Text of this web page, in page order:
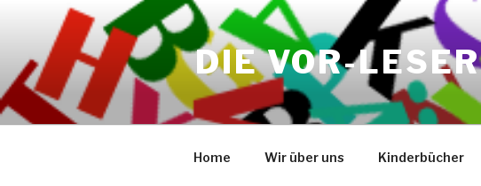
springen
DIE VOR-LESER
Home Wir über uns Kinderbücher